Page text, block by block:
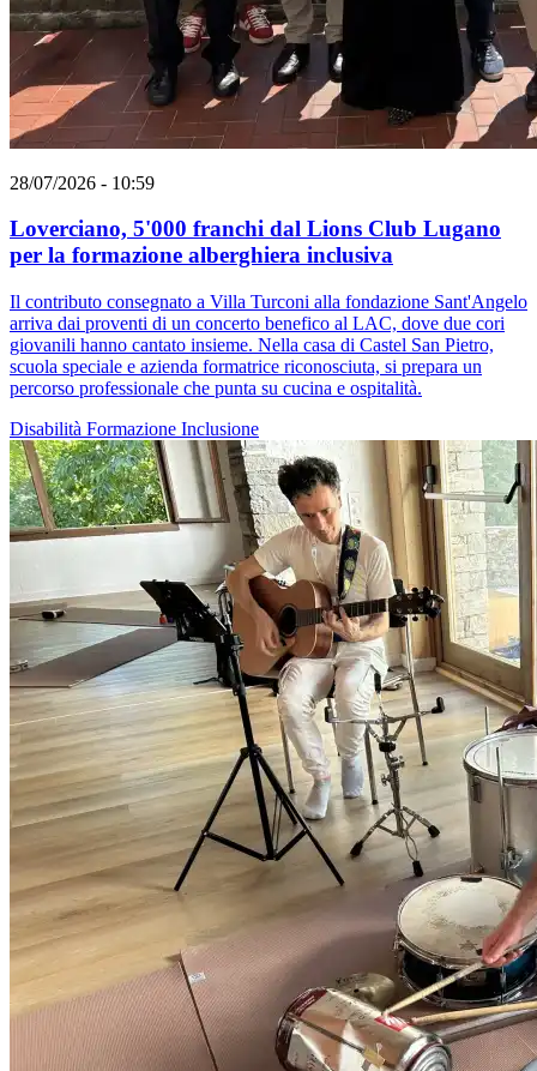
28/07/2026 - 10:59
Loverciano, 5'000 franchi dal Lions Club Lugano
per la formazione alberghiera inclusiva
Il contributo consegnato a Villa Turconi alla fondazione Sant'Angelo
arriva dai proventi di un concerto benefico al LAC, dove due cori
giovanili hanno cantato insieme. Nella casa di Castel San Pietro,
scuola speciale e azienda formatrice riconosciuta, si prepara un
percorso professionale che punta su cucina e ospitalità.
Disabilità Formazione Inclusione